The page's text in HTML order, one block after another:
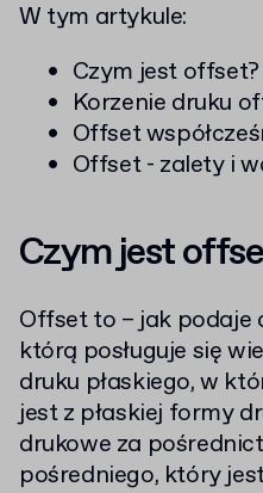
W tym artykule:
Czym jest offset?
Korzenie druku
Offset
Offset - zalety i
Czym jest
Offset to – jak podaje
którą posługuje się
druku płaskiego, w
jest z płaskiej formy
drukowe za
pośredniego, który